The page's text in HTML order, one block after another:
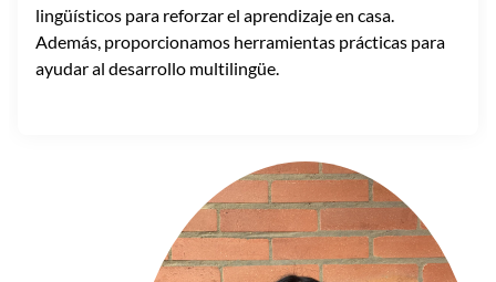
lingüísticos para reforzar el aprendizaje en casa.
Además, proporcionamos herramientas prácticas para
ayudar al desarrollo multilingüe.